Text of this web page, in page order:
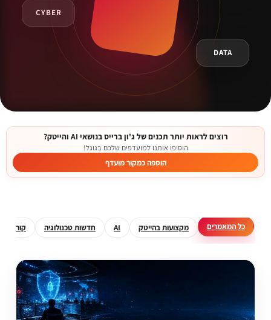
CYBER
DATA
רוצים לראות יותר תכנים של ג'ון ברייס בנושאי AI והייטק?
הוסיפו אותנו למועדפים שלכם בגוגל!
הוספה כמקור מועדף
כל המאמרים מקצועות בהייטק AI חדשות טכנולוגיה קורסים